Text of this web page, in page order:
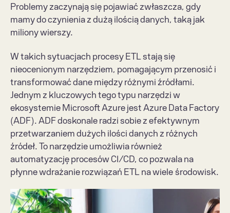
Problemy zaczynają się pojawiać zwłaszcza, gdy
mamy do czynienia z dużą ilością danych, taką jak
miliony wierszy.
W takich sytuacjach procesy ETL stają się
nieocenionym narzędziem, pomagającym przenosić i
transformować dane między różnymi źródłami.
Jednym z kluczowych tego typu narzędzi w
ekosystemie Microsoft Azure jest Azure Data Factory
(ADF). ADF doskonale radzi sobie z efektywnym
przetwarzaniem dużych ilości danych z różnych
źródeł. To narzędzie umożliwia również
automatyzację procesów CI/CD, co pozwala na
płynne wdrażanie rozwiązań ETL na wiele środowisk.